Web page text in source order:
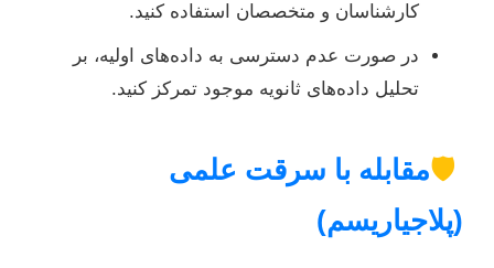
کارشناسان و متخصصان استفاده کنید.
در صورت عدم دسترسی به داده‌های اولیه، بر
تحلیل داده‌های ثانویه موجود تمرکز کنید.
🛡️مقابله با سرقت علمی
(پلاجیاریسم)